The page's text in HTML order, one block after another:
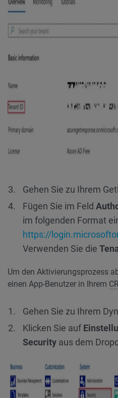
Gehen Sie zu Ihrem
Fügen Sie im Feld
im folgenden Format
https://
Verwenden Sie die
Um den Aktivierungsprozess
einen App-Benutzer in Ihrem
Gehen Sie zu Ihrem
Klicken Sie auf
Security aus dem